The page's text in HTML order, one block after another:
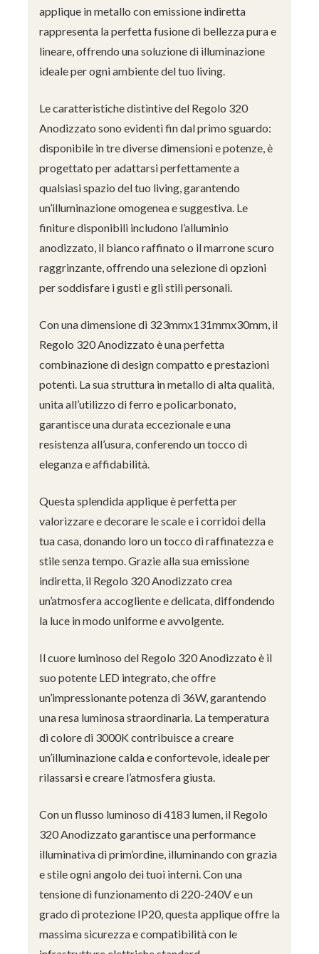
applique in metallo con emissione indiretta
rappresenta la perfetta fusione di bellezza pura e
lineare, offrendo una soluzione di illuminazione
ideale per ogni ambiente del tuo living.
Le caratteristiche distintive del Regolo 320
Anodizzato sono evidenti fin dal primo sguardo:
disponibile in tre diverse dimensioni e potenze, è
progettato per adattarsi perfettamente a
qualsiasi spazio del tuo living, garantendo
un’illuminazione omogenea e suggestiva. Le
finiture disponibili includono l’alluminio
anodizzato, il bianco raffinato o il marrone scuro
raggrinzante, offrendo una selezione di opzioni
per soddisfare i gusti e gli stili personali.
Con una dimensione di 323mmx131mmx30mm, il
Regolo 320 Anodizzato è una perfetta
combinazione di design compatto e prestazioni
potenti. La sua struttura in metallo di alta qualità,
unita all’utilizzo di ferro e policarbonato,
garantisce una durata eccezionale e una
resistenza all’usura, conferendo un tocco di
eleganza e affidabilità.
Questa splendida applique è perfetta per
valorizzare e decorare le scale e i corridoi della
tua casa, donando loro un tocco di raffinatezza e
stile senza tempo. Grazie alla sua emissione
indiretta, il Regolo 320 Anodizzato crea
un’atmosfera accogliente e delicata, diffondendo
la luce in modo uniforme e avvolgente.
Il cuore luminoso del Regolo 320 Anodizzato è il
suo potente LED integrato, che offre
un’impressionante potenza di 36W, garantendo
una resa luminosa straordinaria. La temperatura
di colore di 3000K contribuisce a creare
un’illuminazione calda e confortevole, ideale per
rilassarsi e creare l’atmosfera giusta.
Con un flusso luminoso di 4183 lumen, il Regolo
320 Anodizzato garantisce una performance
illuminativa di prim’ordine, illuminando con grazia
e stile ogni angolo dei tuoi interni. Con una
tensione di funzionamento di 220-240V e un
grado di protezione IP20, questa applique offre la
massima sicurezza e compatibilità con le